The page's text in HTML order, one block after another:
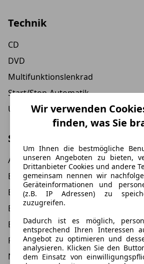
Technik
CD
DVD
Multifunktionslenkrad
Start/Stop-Automatik
USB
Sicherheit
ABS
Beifahrer-Airbag
Einparkhilfe
Einparkhilfe hinten
ESP
Fahrer-Airbag
Notbremsassistent
Wir verwenden
finden, was Sie
Um Ihnen die bestmögliche
unseren Angeboten zu bieten,
Drittanbieter Cookies und andere
gemeinsam nennen wir
Geräteinformationen und
(z.B. IP Adressen) zu
zuzugreifen.
Dadurch ist es möglich,
entsprechend Ihren Interessen
Angebot zu optimieren und
analysieren. Klicken Sie den
dem Einsatz von